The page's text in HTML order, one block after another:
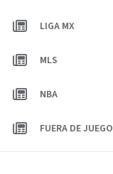
LIGA MX
MLS
NBA
FUERA DE JUEGO